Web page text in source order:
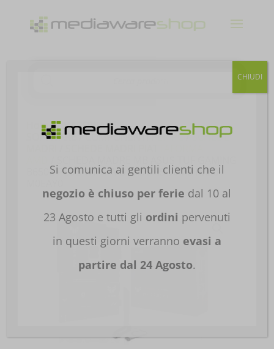
Home/ HARDWARE E
SOFTWARE /COMPONENTI PER PC/SCHEDE
B650E-PLUS WIFI AM5 4XDDR5 90MB1M20-
Si comunica ai gentili clienti che il
negozio è chiuso per ferie dal 10 al
23 Agosto e tutti gli ordini pervenuti
in questi giorni verranno evasi a
partire dal 24 Agosto.
CHIUDI